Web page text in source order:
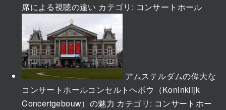
席による視聴の違い カテゴリ: コンサートホール
アムステルダムの偉大な
コンサートホールコンセルトヘボウ（Koninklijk
Concertgebouw）の魅力 カテゴリ: コンサートホー